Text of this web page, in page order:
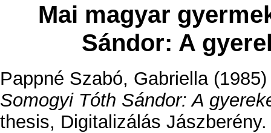
Mai magyar
Sándor: A
Pappné Szabó, Gabriella
Somogyi Tóth Sándor: A
thesis, Digitalizálás Jászberény.